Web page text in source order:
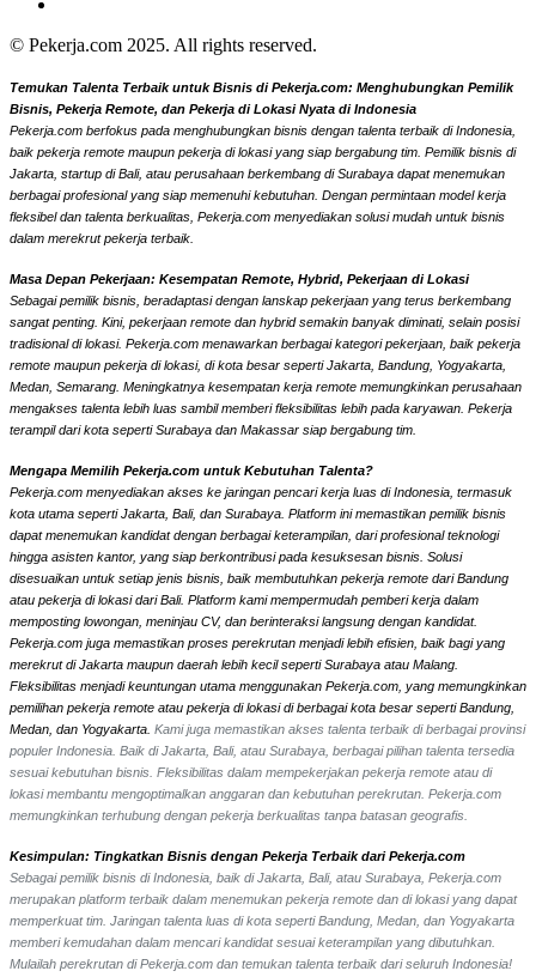
© Pekerja.com 2025. All rights reserved.
Temukan Talenta Terbaik untuk Bisnis di Pekerja.com: Menghubungkan Pemilik
Bisnis, Pekerja Remote, dan Pekerja di Lokasi Nyata di Indonesia
Pekerja.com berfokus pada menghubungkan bisnis dengan talenta terbaik di Indonesia,
baik pekerja remote maupun pekerja di lokasi yang siap bergabung tim. Pemilik bisnis di
Jakarta, startup di Bali, atau perusahaan berkembang di Surabaya dapat menemukan
berbagai profesional yang siap memenuhi kebutuhan. Dengan permintaan model kerja
fleksibel dan talenta berkualitas, Pekerja.com menyediakan solusi mudah untuk bisnis
dalam merekrut pekerja terbaik.
Masa Depan Pekerjaan: Kesempatan Remote, Hybrid, Pekerjaan di Lokasi
Sebagai pemilik bisnis, beradaptasi dengan lanskap pekerjaan yang terus berkembang
sangat penting. Kini, pekerjaan remote dan hybrid semakin banyak diminati, selain posisi
tradisional di lokasi. Pekerja.com menawarkan berbagai kategori pekerjaan, baik pekerja
remote maupun pekerja di lokasi, di kota besar seperti Jakarta, Bandung, Yogyakarta,
Medan, Semarang. Meningkatnya kesempatan kerja remote memungkinkan perusahaan
mengakses talenta lebih luas sambil memberi fleksibilitas lebih pada karyawan. Pekerja
terampil dari kota seperti Surabaya dan Makassar siap bergabung tim.
Mengapa Memilih Pekerja.com untuk Kebutuhan Talenta?
Pekerja.com menyediakan akses ke jaringan pencari kerja luas di Indonesia, termasuk
kota utama seperti Jakarta, Bali, dan Surabaya. Platform ini memastikan pemilik bisnis
dapat menemukan kandidat dengan berbagai keterampilan, dari profesional teknologi
hingga asisten kantor, yang siap berkontribusi pada kesuksesan bisnis. Solusi
disesuaikan untuk setiap jenis bisnis, baik membutuhkan pekerja remote dari Bandung
atau pekerja di lokasi dari Bali. Platform kami mempermudah pemberi kerja dalam
memposting lowongan, meninjau CV, dan berinteraksi langsung dengan kandidat.
Pekerja.com juga memastikan proses perekrutan menjadi lebih efisien, baik bagi yang
merekrut di Jakarta maupun daerah lebih kecil seperti Surabaya atau Malang.
Fleksibilitas menjadi keuntungan utama menggunakan Pekerja.com, yang memungkinkan
pemilihan pekerja remote atau pekerja di lokasi di berbagai kota besar seperti Bandung,
Medan, dan Yogyakarta. Kami juga memastikan akses talenta terbaik di berbagai provinsi
populer Indonesia. Baik di Jakarta, Bali, atau Surabaya, berbagai pilihan talenta tersedia
sesuai kebutuhan bisnis. Fleksibilitas dalam mempekerjakan pekerja remote atau di
lokasi membantu mengoptimalkan anggaran dan kebutuhan perekrutan. Pekerja.com
memungkinkan terhubung dengan pekerja berkualitas tanpa batasan geografis.
Kesimpulan: Tingkatkan Bisnis dengan Pekerja Terbaik dari Pekerja.com
Sebagai pemilik bisnis di Indonesia, baik di Jakarta, Bali, atau Surabaya, Pekerja.com
merupakan platform terbaik dalam menemukan pekerja remote dan di lokasi yang dapat
memperkuat tim. Jaringan talenta luas di kota seperti Bandung, Medan, dan Yogyakarta
memberi kemudahan dalam mencari kandidat sesuai keterampilan yang dibutuhkan.
Mulailah perekrutan di Pekerja.com dan temukan talenta terbaik dari seluruh Indonesia!